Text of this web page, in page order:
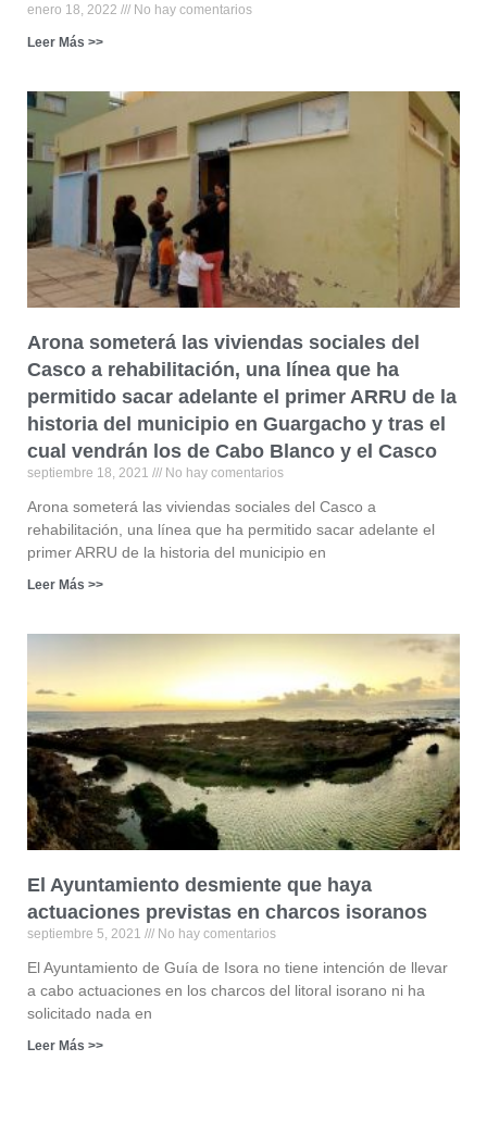
enero 18, 2022 No hay comentarios
Leer Más >>
Arona someterá las viviendas sociales del
Casco a rehabilitación, una línea que ha
permitido sacar adelante el primer ARRU de la
historia del municipio en Guargacho y tras el
cual vendrán los de Cabo Blanco y el Casco
septiembre 18, 2021 No hay comentarios
Arona someterá las viviendas sociales del Casco a
rehabilitación, una línea que ha permitido sacar adelante el
primer ARRU de la historia del municipio en
Leer Más >>
El Ayuntamiento desmiente que haya
actuaciones previstas en charcos isoranos
septiembre 5, 2021 No hay comentarios
El Ayuntamiento de Guía de Isora no tiene intención de llevar
a cabo actuaciones en los charcos del litoral isorano ni ha
solicitado nada en
Leer Más >>